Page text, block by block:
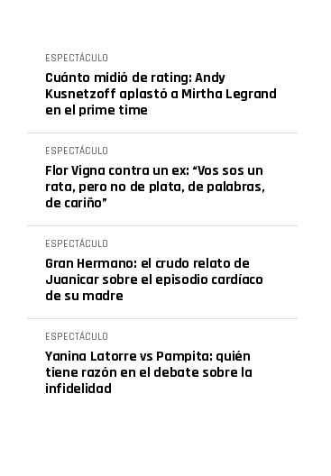
ESPECTÁCULO
Cuánto midió de rating: Andy
Kusnetzoff aplastó a Mirtha Legrand
en el prime time
ESPECTÁCULO
Flor Vigna contra un ex: “Vos sos un
rata, pero no de plata, de palabras,
de cariño”
ESPECTÁCULO
Gran Hermano: el crudo relato de
Juanicar sobre el episodio cardíaco
de su madre
ESPECTÁCULO
Yanina Latorre vs Pampita: quién
tiene razón en el debate sobre la
infidelidad